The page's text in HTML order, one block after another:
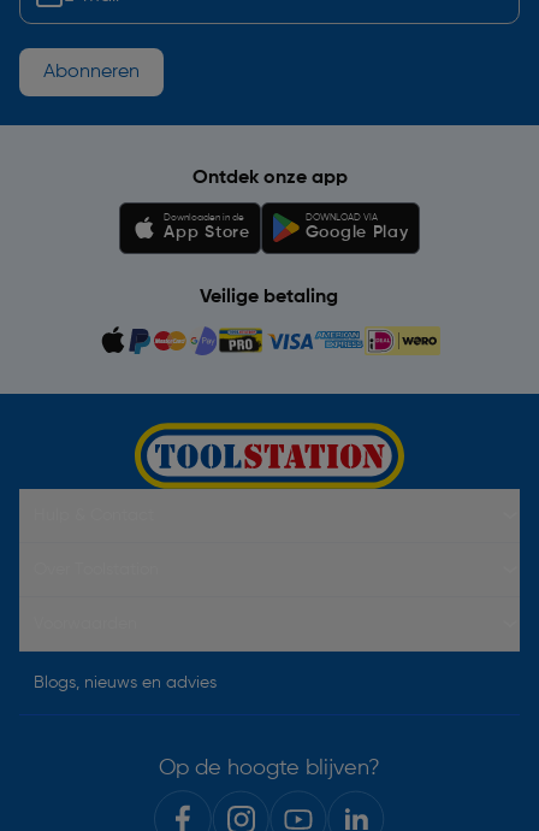
Abonneren
Ontdek onze app
Downloaden in de
App Store
DOWNLOAD VIA
Google Play
Veilige betaling
Blogs, nieuws en advies
Op de hoogte blijven?